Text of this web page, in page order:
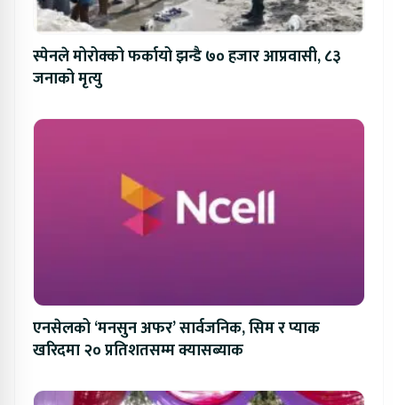
स्पेनले मोरोक्को फर्कायो झन्डै ७० हजार आप्रवासी, ८३
जनाको मृत्यु
एनसेलको ‘मनसुन अफर’ सार्वजनिक, सिम र प्याक
खरिदमा २० प्रतिशतसम्म क्यासब्याक